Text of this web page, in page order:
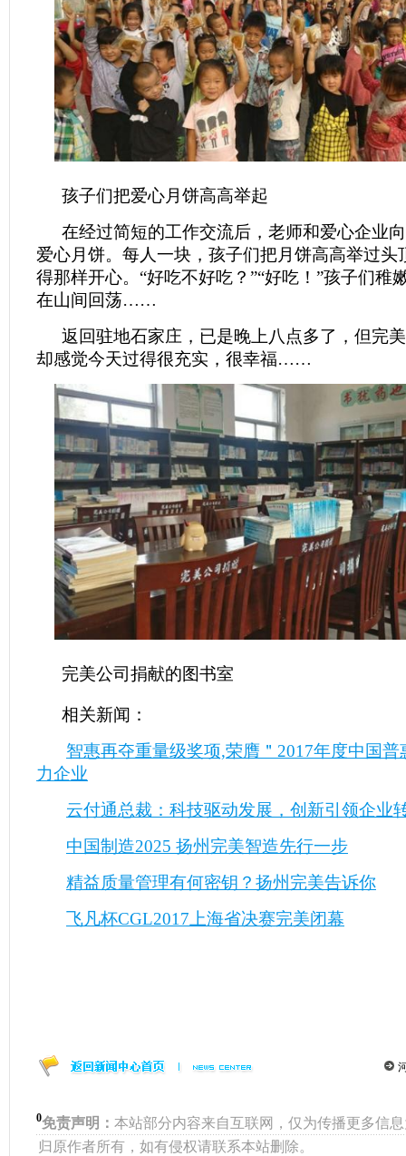
孩子们把爱心月饼高高举起
在经过简短的工作交流后，老师和爱心企业
爱心月饼。每人一块，孩子们把月饼高高举过头
得那样开心。“好吃不好吃？”“好吃！”孩子们稚
在山间回荡……
返回驻地石家庄，已是晚上八点多了，但完
却感觉今天过得很充实，很幸福……
完美公司捐献的图书室
相关新闻：
智惠再夺重量级奖项,荣膺＂2017年度中国
力企业
云付通总裁：科技驱动发展，创新引领企业
中国制造2025 扬州完美智造先行一步
精益质量管理有何密钥？扬州完美告诉你
飞凡杯CGL2017上海省决赛完美闭幕
0免责声明： 本站部分内容来自互联网，仅为传播更多信
归原作者所有，如有侵权请联系本站删除。